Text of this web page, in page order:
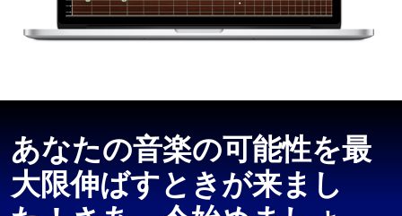
あなたの音楽の可能性を最
大限伸ばすときが来まし